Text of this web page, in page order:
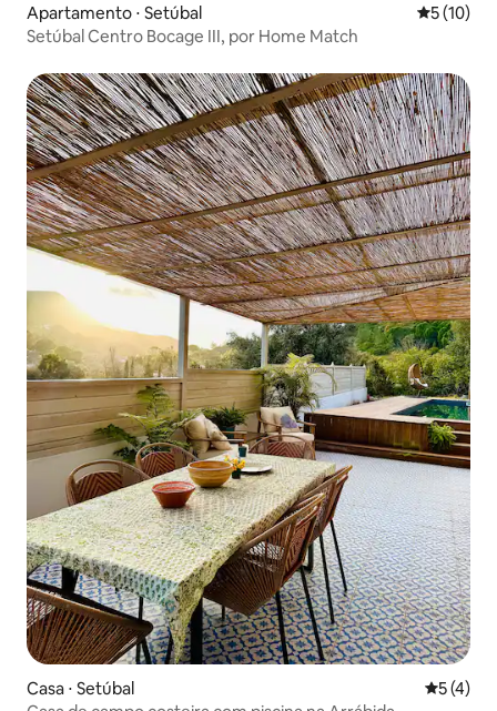
Apartamento ⋅ Setúbal 5 de uma
5 (10)
Setúbal Centro Bocage III, por Home Match
Casa ⋅ Setúbal 5 de
5 (4)